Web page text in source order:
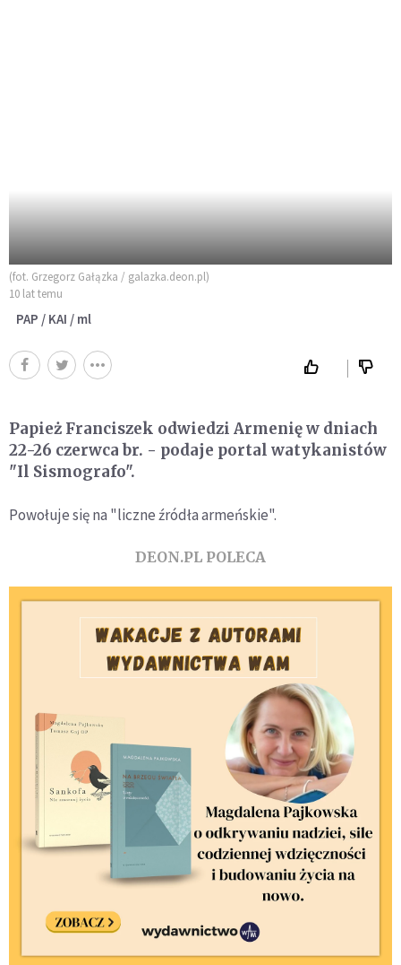
(fot. Grzegorz Gałązka / galazka.deon.pl)
10 lat temu
PAP / KAI / ml
Papież Franciszek odwiedzi Armenię w dniach
22-26 czerwca br. - podaje portal watykanistów
"Il Sismografo".
Powołuje się na "liczne źródła armeńskie".
DEON.PL POLECA